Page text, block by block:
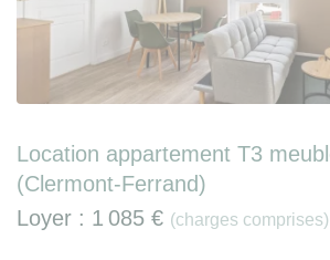
Location appartement T3
(Clermont-Ferrand)
Loyer : 1 085 € (charges comprises)